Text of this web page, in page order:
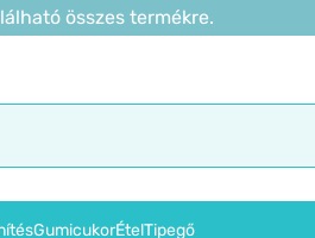
összes termékre.
GumicukorÉtelTipegő